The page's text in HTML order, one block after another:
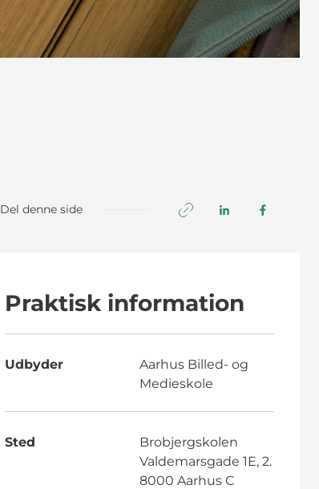
Del denne side
Praktisk information
Udbyder
Aarhus Billed- og
Medieskole
Sted
Brobjergskolen
Valdemarsgade 1E, 2.
8000 Aarhus C